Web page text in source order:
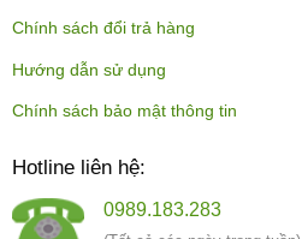
Chính sách đổi trả hàng
Hướng dẫn sử dụng
Chính sách bảo mật thông tin
Hotline liên hệ:
0989.183.283